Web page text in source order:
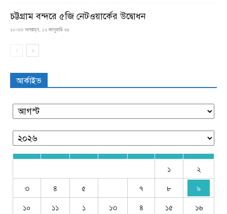
চট্টগ্রাম বন্দরে ৫জি নেটওয়ার্কের উদ্বোধন
১০:৩৩ অপরাহ্ন, ১২ জানুয়ারি ২৬
আর্কাইভ
১
২
৩
৪ ৫ ৭ ৮
৯
১০
১১ ১ ১৩ ৪ ১৫
১৬